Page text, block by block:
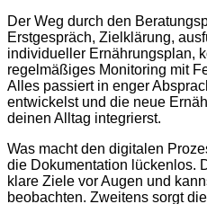
Der Weg durch den
Erstgespräch, Zielklärung,
individueller Ernährungsplan,
regelmäßiges Monitoring mit
Alles passiert in enger
entwickelst und die neue
deinen Alltag integrierst.
Was macht den digitalen
die Dokumentation lückenlos.
klare Ziele vor Augen und
beobachten. Zweitens sorgt